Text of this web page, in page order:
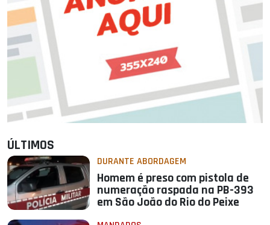
ÚLTIMOS
DURANTE ABORDAGEM
Homem é preso com pistola de
numeração raspada na PB-393
em São João do Rio do Peixe